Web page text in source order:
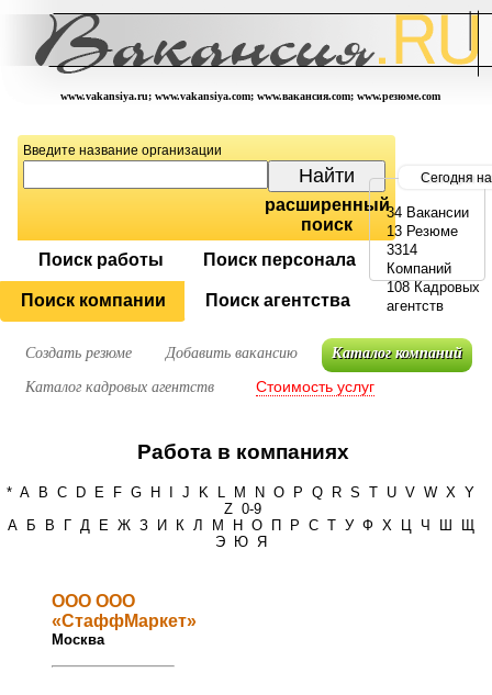
www.vakansiya.ru; www.vakansiya.com; www.вакансия.com; www.резюме.com
Введите название организации
расширенный
поиск
Поиск работы
Поиск персонала
Поиск компании Поиск агентства
Сегодня
34 Вакансии
13 Резюме
3314
Компаний
108 Кадровых
агентств
Создать резюме Добавить вакансию Каталог компаний
Каталог кадровых агентств Стоимость услуг
Работа в компаниях
* A B C D E F G H J K L M N O P Q R S T U V W X Y
Z 0-9
А
Б В Г Д Е Ж З И К Л М Н О П Р С Т У Ф Х Ц Ч Ш
Щ
Э
Ю Я
ООО ООО
«СтаффМаркет»
Москва